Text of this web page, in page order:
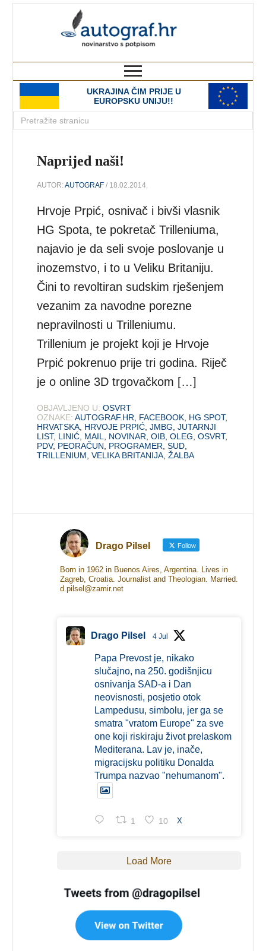
UKRAJINA ČIM PRIJE U
EUROPSKU UNIJU!!
Naprijed naši!
AUTOR:AUTOGRAF / 18.02.2014.
Hrvoje Prpić, osnivač i bivši vlasnik
HG Spota, te pokretač Trilleniuma,
najavio je da seli svoje poslovanje u
inozemstvo, i to u Veliku Britaniju.
Čini to revoltiran sudskim rješenjem
vezanim za navodne porezne
nepravilnosti u Trilleniumu.
Trillenium je projekt koji je Hrvoje
Prpić pokrenuo prije tri godina. Riječ
je o online 3D trgovačkom […]
OBJAVLJENO U: OSVRT
OZNAKE: AUTOGRAF.HR FACEBOOK HG SPOT,
HRVATSKA HRVOJE PRPIĆ ,JMBG ,JUTARNJI
LIST, LINIĆ MAIL NOVINAR ,OIB ,OLEG ,OSVRT,
PDV, PEORAČUN PROGRAMER ,SUD
TRILLENIUM ,VELIKA BRITANIJA ,ŽALBA
Drago Pilsel Follow
Born in 1962 in Buenos Aires, Argentina. Lives in
Zagreb, Croatia. Journalist and Theologian. Married.
d.pilsel@zamir.net
Drago Pilsel 4 Jul
Papa Prevost je, nikako
slučajno, na 250. godišnjicu
osnivanja SAD-a i Dan
neovisnosti, posjetio otok
Lampedusu, simbolu, jer ga se
smatra "vratom Europe" za sve
one koji riskiraju život prelaskom
Mediterana. Lav je, inače,
migracijsku politiku Donalda
Trumpa nazvao "nehumanom".
1 10 X
Load More